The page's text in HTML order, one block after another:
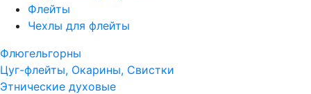
Флейты
Чехлы для флейты
Флюгельгорны
Цуг-флейты, Окарины, Свистки
Этнические духовые